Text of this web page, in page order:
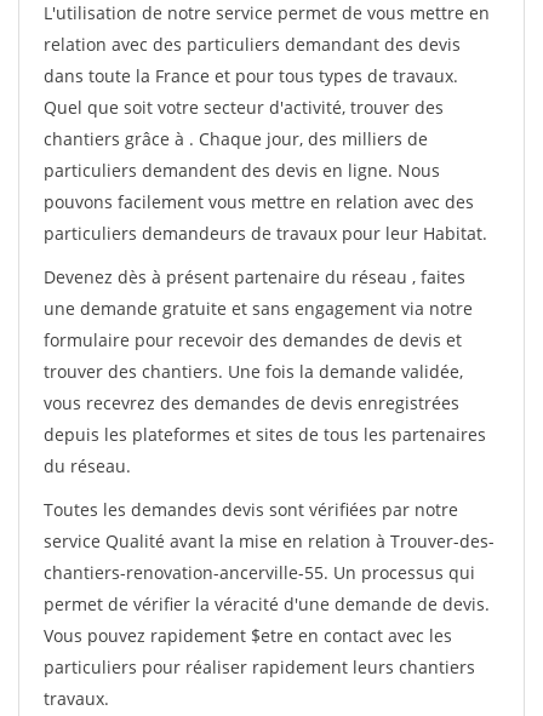
L'utilisation de notre service permet de vous mettre en
relation avec des particuliers demandant des devis
dans toute la France et pour tous types de travaux.
Quel que soit votre secteur d'activité, trouver des
chantiers grâce à . Chaque jour, des milliers de
particuliers demandent des devis en ligne. Nous
pouvons facilement vous mettre en relation avec des
particuliers demandeurs de travaux pour leur Habitat.
Devenez dès à présent partenaire du réseau , faites
une demande gratuite et sans engagement via notre
formulaire pour recevoir des demandes de devis et
trouver des chantiers. Une fois la demande validée,
vous recevrez des demandes de devis enregistrées
depuis les plateformes et sites de tous les partenaires
du réseau.
Toutes les demandes devis sont vérifiées par notre
service Qualité avant la mise en relation à Trouver-des-
chantiers-renovation-ancerville-55. Un processus qui
permet de vérifier la véracité d'une demande de devis.
Vous pouvez rapidement $etre en contact avec les
particuliers pour réaliser rapidement leurs chantiers
travaux.